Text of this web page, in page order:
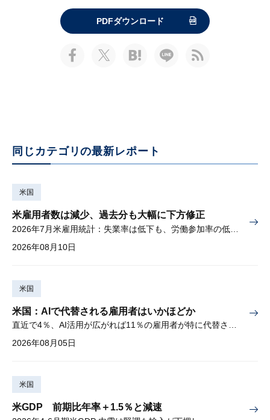
PDFダウンロード
同じカテゴリの最新レポート
米国
米雇用者数は減少、過去分も大幅に下方修正
2026年08月10日
米国
米国：AIで代替される雇用者はいかほどか
直近で4％、AI活用が広がれば11％の雇用者が特に代替されやすい
2026年08月05日
米国
米GDP 前期比年率＋1.5％と減速